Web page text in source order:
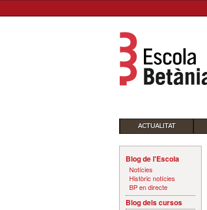
ACTUALITAT
Blog de l'Escola
Notícies
Històric notícies
BP en directe
Blog dels cursos